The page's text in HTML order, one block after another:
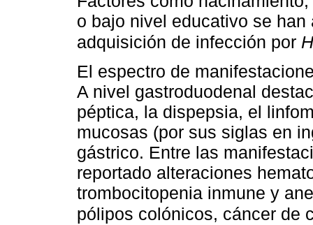
o bajo nivel educativo se
adquisición de infección por
El espectro de
A nivel gastroduodenal
péptica, la dispepsia, el
mucosas (por sus siglas en
gástrico. Entre las
reportado alteraciones
trombocitopenia inmune y
pólipos colónicos, cáncer de